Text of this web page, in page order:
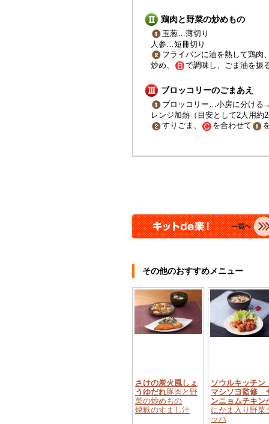
鶏肉と野菜の炒めもの
玉葱…薄切り
人参…短冊切り
フライパンに油を熱して鶏肉
炒め、
で調味し、ごま油を振
ブロッコリーのごまあえ
ブロッコリー…小房に分ける
レンジ加熱（目安として2人用約
すりごま、
を合わせて
その他のおすすめメニュー
さけの炭火風しょ
うゆだれ豚肉と野
菜の炒めもの
焼麩のすまし汁
ソウルキッチ
マシソヨ監修
ンニョムチキン
にかま入り野菜
ッパ